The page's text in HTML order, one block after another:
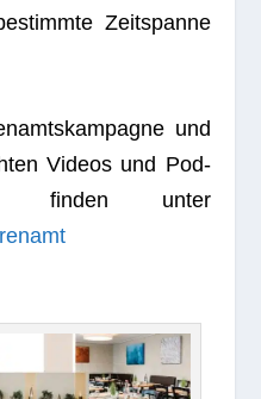
Zeit­spanne
und
Videos und Pod­
fin­den unter